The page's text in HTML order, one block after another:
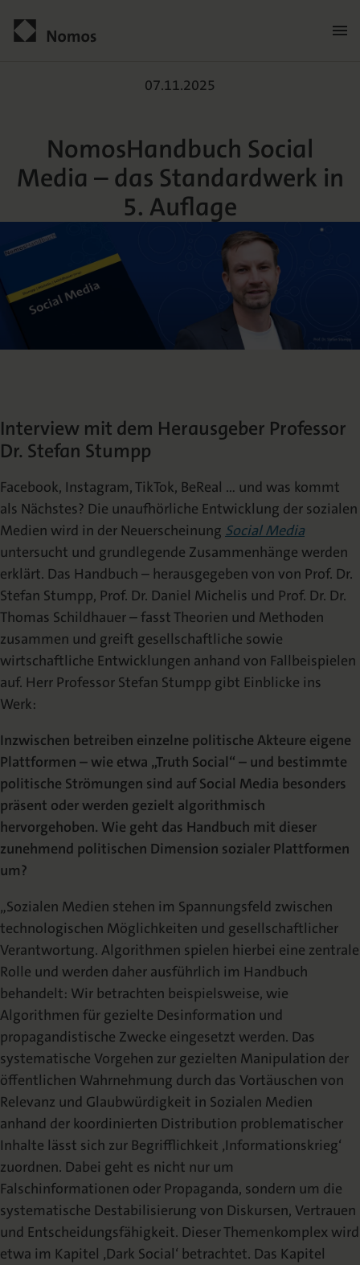
Der Verlag
Ansprechpartner:innen
Das Lektorat
News
Neuigkeiten & Aktuelles
Karriere
Ihre Einstiegsmöglichkeiten
Termine
Nomos für Sie vor Ort
NomosEvents
Online und Live
Rechtswissenschaft
Sozialwissenschaften
Geisteswissenschaften
Inlibra
Die digitale Bibliothek
Blog
rund um Ihre Publikation
Open Access
Service
Presse
Presse & Rezensionswesen
Dozentenservice
Belegexemplar für Lehrende
Mediadaten
Werben in Fachzeitschriften
Kataloge
Aktuelle Prospekte zum Download
FAQ
Häufige Fragen
Shop
Podcast
Kontakt
TikTok und BeReal – das
07.11.2025
NomosHandbuch Social
Media – das Standardwerk in
5. Auflage
Interview mit dem Herausgeber Professor
Dr. Stefan Stumpp
Facebook, Instagram, TikTok, BeReal … und was kommt
als Nächstes? Die unaufhörliche Entwicklung der sozialen
Medien wird in der Neuerscheinung Social Media
untersucht und grundlegende Zusammenhänge werden
erklärt. Das Handbuch – herausgegeben von von Prof. Dr.
Stefan Stumpp, Prof. Dr. Daniel Michelis und Prof. Dr. Dr.
Thomas Schildhauer – fasst Theorien und Methoden
zusammen und greift gesellschaftliche sowie
wirtschaftliche Entwicklungen anhand von Fallbeispielen
auf. Herr Professor Stefan Stumpp gibt Einblicke ins
Werk:
Inzwischen betreiben einzelne politische Akteure eigene
Plattformen – wie etwa „Truth Social“ – und bestimmte
politische Strömungen sind auf Social Media besonders
präsent oder werden gezielt algorithmisch
hervorgehoben. Wie geht das Handbuch mit dieser
zunehmend politischen Dimension sozialer Plattformen
um?
„Sozialen Medien stehen im Spannungsfeld zwischen
technologischen Möglichkeiten und gesellschaftlicher
Verantwortung. Algorithmen spielen hierbei eine zentrale
Rolle und werden daher ausführlich im Handbuch
behandelt: Wir betrachten beispielsweise, wie
Algorithmen für gezielte Desinformation und
propagandistische Zwecke eingesetzt werden. Das
systematische Vorgehen zur gezielten Manipulation der
öffentlichen Wahrnehmung durch das Vortäuschen von
Relevanz und Glaubwürdigkeit in Sozialen Medien
anhand der koordinierten Distribution problematischer
Inhalte lässt sich zur Begrifflichkeit ‚Informationskrieg‘
zuordnen. Dabei geht es nicht nur um
Falschinformationen oder Propaganda, sondern um die
systematische Destabilisierung von Diskursen, Vertrauen
und Entscheidungsfähigkeit. Dieser Themenkomplex wird
etwa im Kapitel ‚Dark Social‘ betrachtet. Das Kapitel